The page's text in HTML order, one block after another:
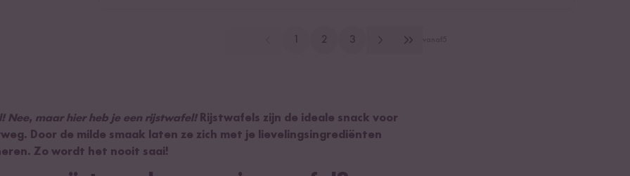
1 2 3
Nee, maar hier heb je een rijstwafel!Rijstwafels zijn de ideale snack voor
Door de milde smaak laten ze zich met je lievelingsingrediënten
Zo wordt het nooit saai!